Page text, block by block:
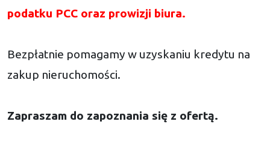
podatku PCC oraz prowizji biura.
Bezpłatnie pomagamy w uzyskaniu kredytu na
zakup nieruchomości.
Zapraszam do zapoznania się z ofertą.